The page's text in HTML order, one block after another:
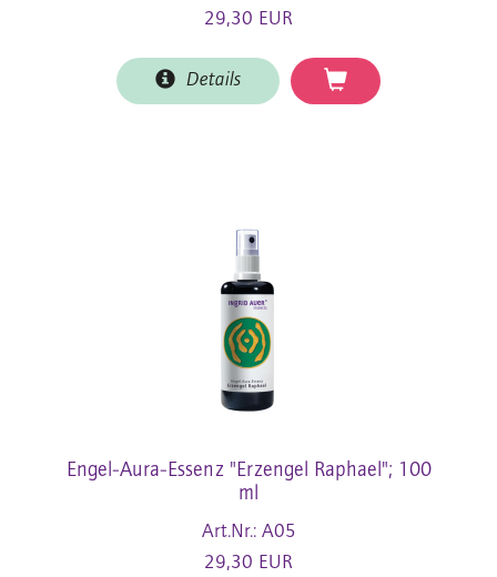
29,30 EUR
Details
Engel-Aura-Essenz "Erzengel Raphael"; 100
ml
Art.Nr.: A05
29,30 EUR